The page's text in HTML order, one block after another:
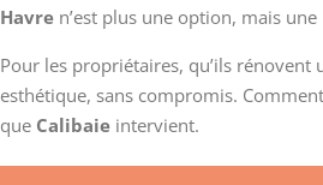
Havre n’est plus une option, mais une
Pour les propriétaires, qu’ils
esthétique, sans compromis.
que Calibaie intervient.